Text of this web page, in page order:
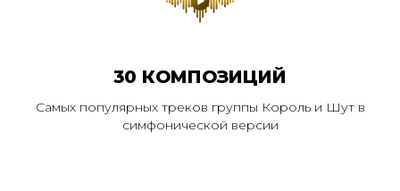
30 КОМПОЗИЦИЙ
Самых популярных треков группы Король и Шут в
симфонической версии